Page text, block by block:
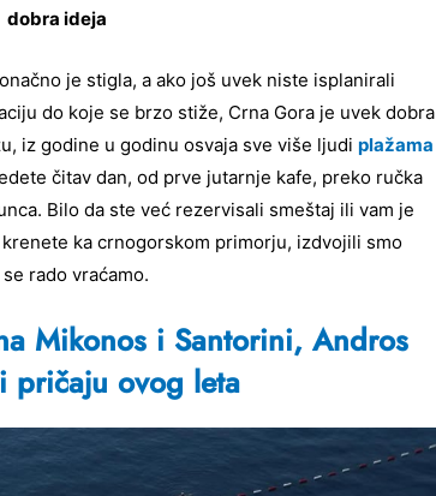
dobra ideja
je stigla, a ako još uvek niste isplanirali
do koje se brzo stiže, Crna Gora je uvek dobra
iz godine u godinu osvaja sve više ljudi plažama
čitav dan, od prve jutarnje kafe, preko ručka
Bilo da ste već rezervisali smeštaj ili vam je
ka crnogorskom primorju, izdvojili smo
rado vraćamo.
Mikonos i Santorini, Andros
pričaju ovog leta